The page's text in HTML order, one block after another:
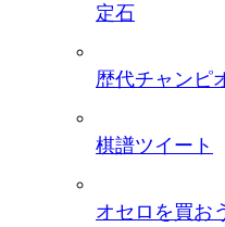
定石
歴代チャンピ
棋譜ツイート
オセロを買お